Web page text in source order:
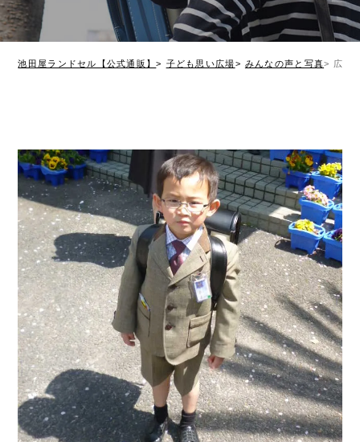
池田屋ランドセル【公式通販】 子ども思い広場 みんなの声と写真 広島